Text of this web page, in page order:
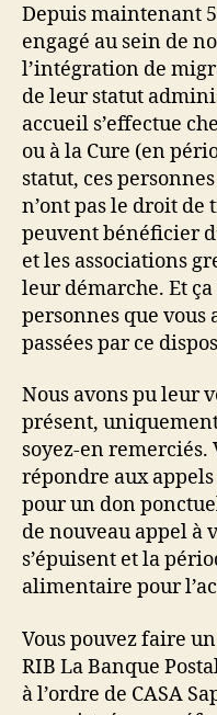
Depuis maintenant 5
engagé au sein de
l’intégration de
de leur statut
accueil s’effectue
ou à la Cure (en
statut, ces
n’ont pas le droit
peuvent bénéficier
et les associations
leur démarche. Et
personnes que vous
passées par ce
Nous avons pu leur
présent,
soyez-en remerciés.
répondre aux
pour un don
de nouveau appel à
s’épuisent et la
alimentaire pour
Vous pouvez faire
RIB La Banque
à l’ordre de CASA